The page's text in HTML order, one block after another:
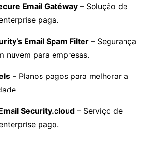
Email Gatéway – Solução de
paga.
Email Spam Filter – Segurança
nuvem para empresas.
– Planos pagos para melhorar a
Security.cloud – Serviço de
pago.